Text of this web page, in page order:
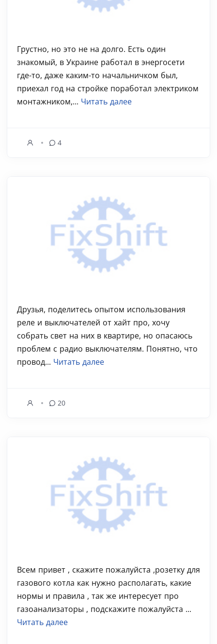
Грустно, но это не на долго. Есть один
знакомый, в Украине работал в энергосети
где-то, даже каким-то начальничком был,
приехал год на стройке поработал электриком
монтажником,... Читать далее
4
Друзья, поделитесь опытом использования
реле и выключателей от хайт про, хочу
собрать свет на них в квартире, но опасаюсь
проблем с радио выключателям. Понятно, что
провод... Читать далее
20
Всем привет , скажите пожалуйста ,розетку для
газового котла как нужно располагать, какие
нормы и правила , так же интересует про
газоанализаторы , подскажите пожалуйста ...
Читать далее